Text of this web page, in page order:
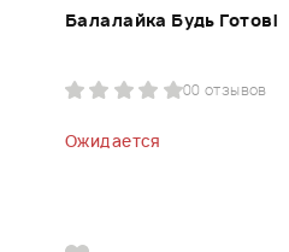
Балалайка Будь Готов!
00 отзывов
Ожидается